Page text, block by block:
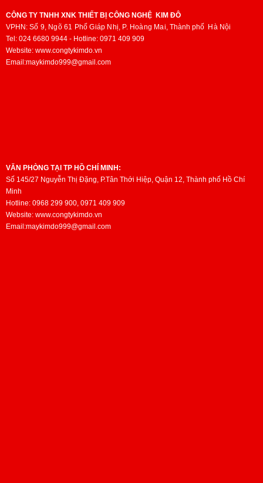
CÔNG TY TNHH XNK THIẾT BỊ CÔNG NGHỆ KIM ĐÔ
VPHN: Số 9, Ngõ 61 Phố Giáp Nhị, P. Hoàng Mai,Thành phố Hà Nội
Tel: 024 6680 9944 - Hotline: 0971 409 909
Website: www.congtykimdo.vn
Email:maykimdo999@gmail.com
VĂN PHÒNG TẠI TP HỒ CHÍ MINH:
Số 145/27 Nguyễn Thị Đặng, P.Tân Thới Hiệp, Quận 12, Thành phố Hồ Chí
Minh
Hotline: 0968 299 900, 0971 409 909
Website: www.congtykimdo.vn
Email:maykimdo999@gmail.com